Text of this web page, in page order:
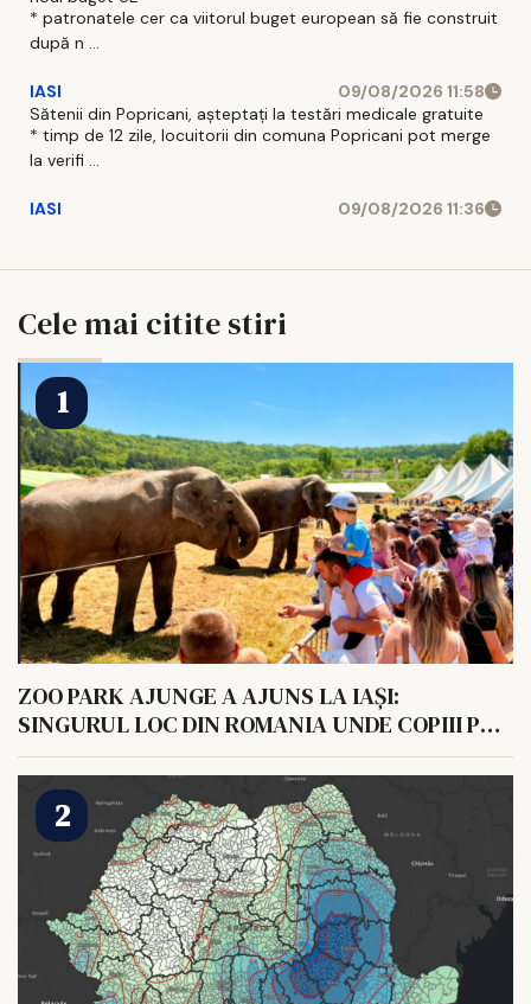
* patronatele cer ca viitorul buget european să fie construit
după n ...
IASI
09/08/2026 11:58
Sătenii din Popricani, așteptați la testări medicale gratuite
* timp de 12 zile, locuitorii din comuna Popricani pot merge
la verifi ...
IASI 09/08/2026 11:36
Cele mai citite stiri
ZOO PARK AJUNGE A AJUNS LA IAȘI:
SINGURUL LOC DIN ROMANIA UNDE COPIII POT
HRANI UN ELEFANT